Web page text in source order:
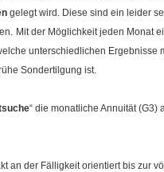
gelegt wird. Diese sind ein leider
Mit der Möglichkeit jeden Monat
unterschiedlichen Ergebnisse
Sondertilgung ist.
“ die monatliche Annuität (G3)
an der Fälligkeit orientiert bis zur